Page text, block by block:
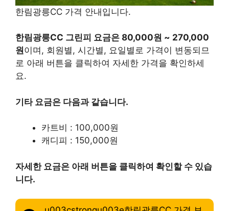
한림광릉CC 가격 안내입니다.
한림광릉CC 그린피 요금은 80,000원 ~ 270,000
원이며, 회원별, 시간별, 요일별로 가격이 변동되므
로 아래 버튼을 클릭하여 자세한 가격을 확인하세
요.
기타 요금은 다음과 같습니다.
카트비 : 100,000원
캐디피 : 150,000원
자세한 요금은 아래 버튼을 클릭하여 확인할 수 있습
니다.